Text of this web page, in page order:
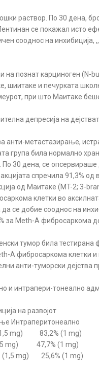
раствор. По 30 дена,
се покажал исто
сооднос на
на познат карциноген
шиитаке и печурката
при што Маитаке
депресија на
анти-метастазирање,
група била нормално
30 дена, се
спречила 91,3%
од Маитаке (MT-2; 3-
клетки во
се добие сооднос на
за Meth-А фибросаркома
тумор била
А фибросаркома клетки
анти-туморски дејства
и интрапери-тонеално
развојот
mg) 83,2% (1 mg)
47,7% (1 mg)
mg) 25,6% (1 mg)